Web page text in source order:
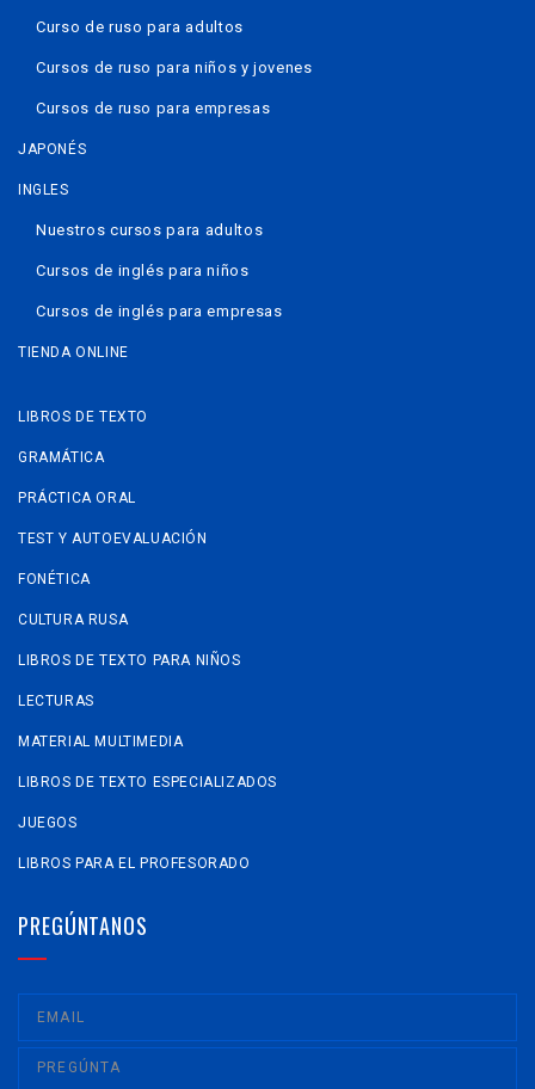
Curso de ruso para adultos
Cursos de ruso para niños y jovenes
Cursos de ruso para empresas
JAPONÉS
INGLES
Nuestros cursos para adultos
Cursos de inglés para niños
Cursos de inglés para empresas
TIENDA ONLINE
LIBROS DE TEXTO
GRAMÁTICA
PRÁCTICA ORAL
TEST Y AUTOEVALUACIÓN
FONÉTICA
CULTURA RUSA
LIBROS DE TEXTO PARA NIÑOS
LECTURAS
MATERIAL MULTIMEDIA
LIBROS DE TEXTO ESPECIALIZADOS
JUEGOS
LIBROS PARA EL PROFESORADO
PREGÚNTANOS